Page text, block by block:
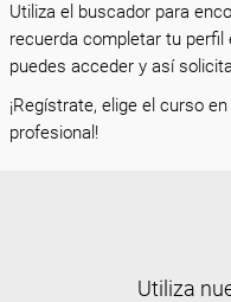
Utiliza el buscador para
recuerda completar tu
puedes acceder y así
¡Regístrate, elige el curso
profesional!
Utiliza